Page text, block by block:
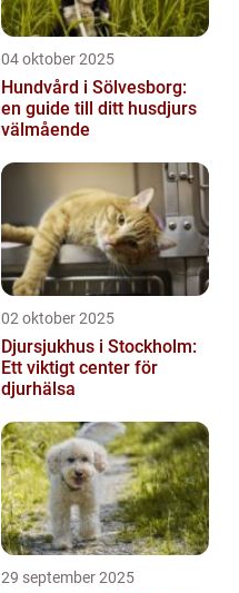
04 oktober 2025
Hundvård i Sölvesborg:
en guide till ditt husdjurs
välmående
02 oktober 2025
Djursjukhus i Stockholm:
Ett viktigt center för
djurhälsa
29 september 2025